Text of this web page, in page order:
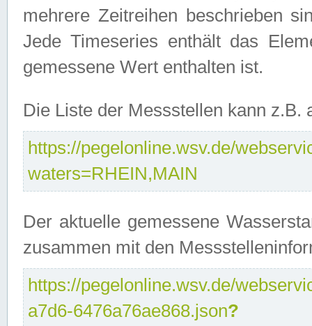
mehrere Zeitreihen beschrieben
Jede Timeseries enthält das
gemessene Wert enthalten ist.
Die Liste der Messstellen kann
https://pegelonline.wsv.de/
waters=RHEIN,MAIN
Der aktuelle gemessene
zusammen mit den
https://pegelonline.wsv.de/
a7d6-6476a76ae868.json?